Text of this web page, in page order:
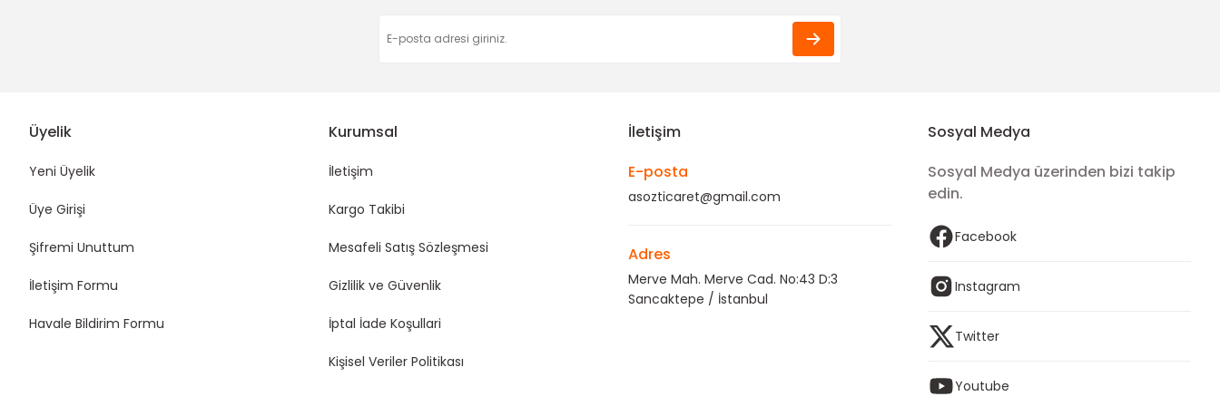
Üyelik
Yeni Üyelik
Üye Girişi
Şifremi Unuttum
İletişim Formu
Havale Bildirim Formu
Kurumsal
İletişim
Kargo Takibi
Mesafeli Satış Sözleşmesi
Gizlilik ve Güvenlik
İptal İade Koşullari
Kişisel Veriler Politikası
İletişim
E-posta
asozticaret@gmail.com
Adres
Merve Mah. Merve Cad. No:43 D:3
Sancaktepe / İstanbul
Sosyal Medya
Sosyal Medya üzerinden bizi takip
edin.
Facebook
Instagram
Twitter
Youtube